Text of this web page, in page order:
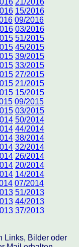
21/2016
15/2016
09/2016
03/2016
51/2015
45/2015
39/2015
33/2015
27/2015
21/2015
15/2015
09/2015
03/2015
50/2014
44/2014
38/2014
32/2014
26/2014
20/2014
14/2014
07/2014
51/2013
44/2013
37/2013
Links, Bilder oder